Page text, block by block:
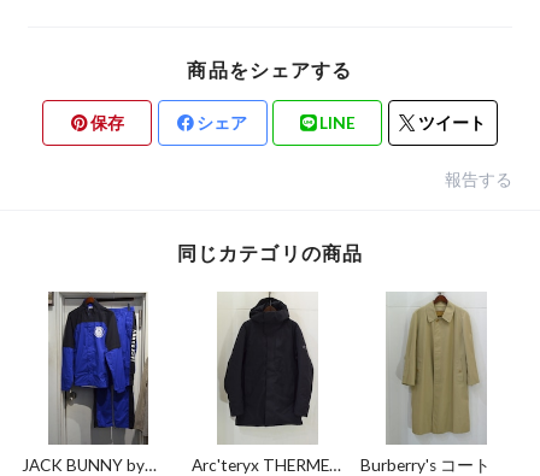
商品をシェアする
保存 シェア LINE ツイート
報告する
同じカテゴリの商品
JACK BUNNY by
Arc'teryx THERME
Burberry's コート